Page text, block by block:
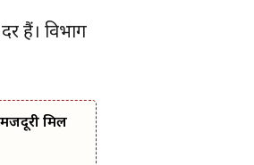
हैं। विभाग
मिल